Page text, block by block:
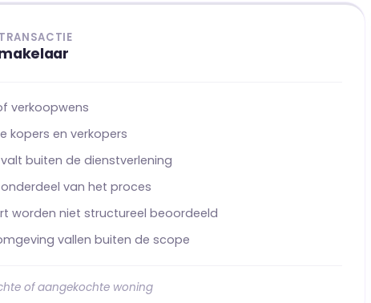
verkoopwens
kopers en verkopers
buiten de dienstverlening
van het proces
worden niet structureel beoordeeld
vallen buiten de scope
of aangekochte woning